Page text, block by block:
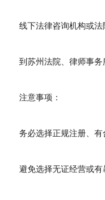
线下法律咨询机构或法
到苏州法院、律师事务所
注意事项：
务必选择正规注册、有
避免选择无证经营或有